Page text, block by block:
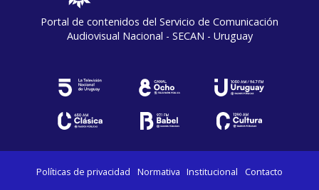
Portal de contenidos del Servicio de Comunicación
Audiovisual Nacional - SECAN - Uruguay
Políticas de privacidad Normativa Institucional Contacto